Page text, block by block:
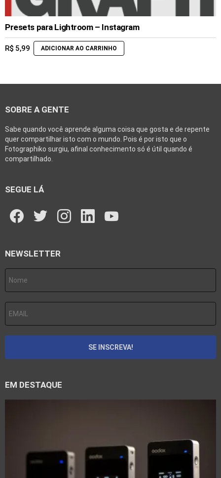
Presets para Lightroom – Instagram
R$ 5,99 ADICIONAR AO CARRINHO
SOBRE A GENTE
Sabe quando você aprende alguma coisa que gosta e de repente
quer compartilhar isto com o mundo. Pois é por isto que o
Fotographiko surgiu, afinal conhecimento só é útil quando é
compartilhado.
SEGUE LÁ
NEWSLETTER
EM DESTAQUE